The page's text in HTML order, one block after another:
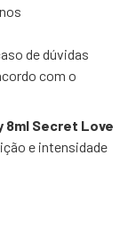
de dúvidas
com o
8ml Secret Love
e intensidade